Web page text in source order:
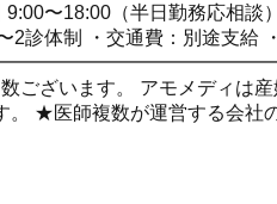
〜18:00（半日勤務応相談
診体制 ・交通費：別途支給
ざいます。 アモメディは
★医師複数が運営する会社